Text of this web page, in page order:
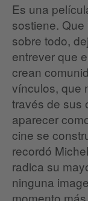
Es una
sostiene.
sobre todo,
entrever que
crean
vínculos, que
través de sus
aparecer
cine se
recordó
radica su
ninguna
momento